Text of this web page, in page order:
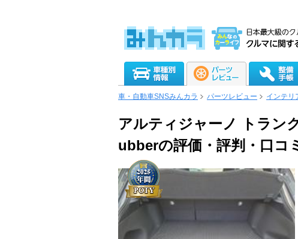
車・自動車SNSみんカラ パーツレビュー インテリ
アルティジャーノ トラン
ubberの評価・評判・口コ